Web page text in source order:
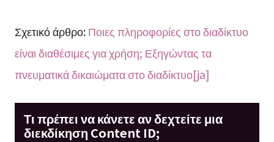
Σχετικό άρθρο:Ποιες πληροφορίες στο διαδίκτυο
είναι διαθέσιμες για χρήση; Εξηγώντας τα
πνευματικά δικαιώματα στο διαδίκτυο[ja]
Τι πρέπει να κάνετε αν δεχτείτε μια
διεκδίκηση Content ID;